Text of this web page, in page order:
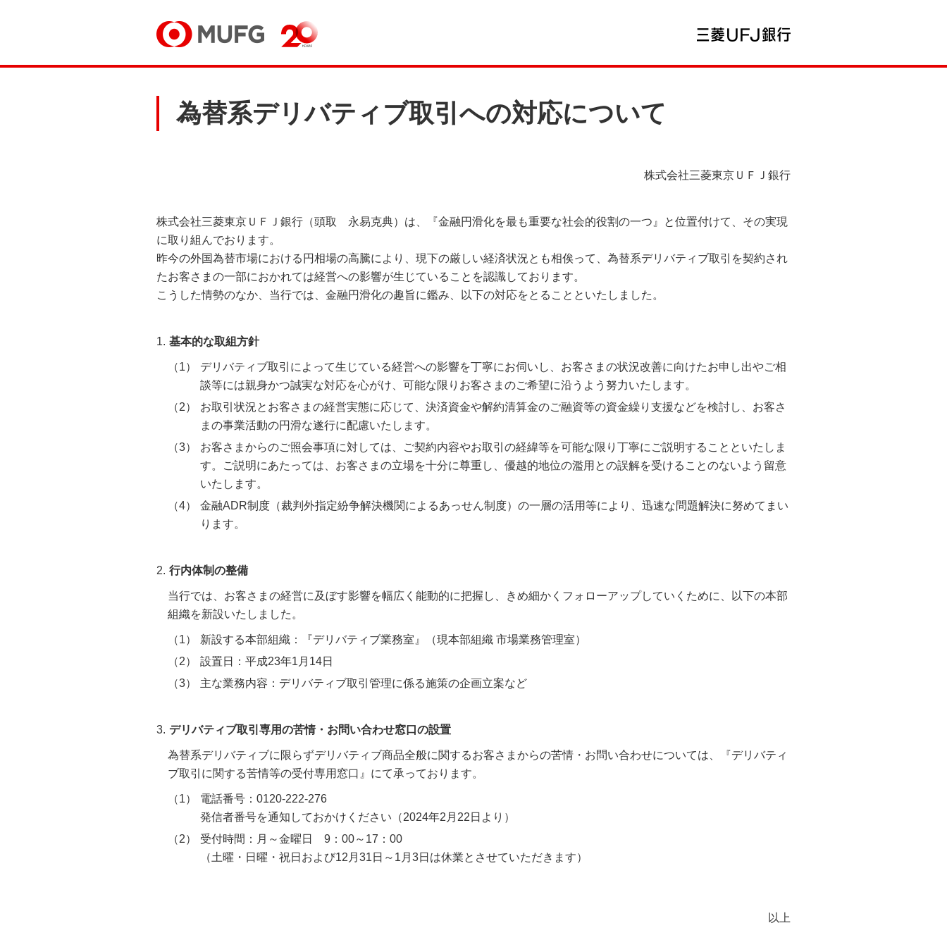
為替系デリバティブ取引への対応について
株式会社三菱東京ＵＦＪ銀行
株式会社三菱東京ＵＦＪ銀行（頭取 永易克典）は、『金融円滑化を最も重要な社会的役割の一つ』と位置付けて、その実現
に取り組んでおります。
昨今の外国為替市場における円相場の高騰により、現下の厳しい経済状況とも相俟って、為替系デリバティブ取引を契約され
たお客さまの一部におかれては経営への影響が生じていることを認識しております。
こうした情勢のなか、当行では、金融円滑化の趣旨に鑑み、以下の対応をとることといたしました。
基本的な取組方針
デリバティブ取引によって生じている経営への影響を丁寧にお伺いし、お客さまの状況改善に向けたお申し出やご相
談等には親身かつ誠実な対応を心がけ、可能な限りお客さまのご希望に沿うよう努力いたします。
お取引状況とお客さまの経営実態に応じて、決済資金や解約清算金のご融資等の資金繰り支援などを検討し、お客さ
まの事業活動の円滑な遂行に配慮いたします。
お客さまからのご照会事項に対しては、ご契約内容やお取引の経緯等を可能な限り丁寧にご説明することといたしま
す。ご説明にあたっては、お客さまの立場を十分に尊重し、優越的地位の濫用との誤解を受けることのないよう留意
いたします。
金融ADR制度（裁判外指定紛争解決機関によるあっせん制度）の一層の活用等により、迅速な問題解決に努めてまい
ります。
行内体制の整備
当行では、お客さまの経営に及ぼす影響を幅広く能動的に把握し、きめ細かくフォローアップしていくために、以下の本部
組織を新設いたしました。
新設する本部組織：『デリバティブ業務室』（現本部組織 市場業務管理室）
設置日：平成23年1月14日
主な業務内容：デリバティブ取引管理に係る施策の企画立案など
デリバティブ取引専用の苦情・お問い合わせ窓口の設置
為替系デリバティブに限らずデリバティブ商品全般に関するお客さまからの苦情・お問い合わせについては、『デリバティ
ブ取引に関する苦情等の受付専用窓口』にて承っております。
電話番号：0120-222-276
発信者番号を通知しておかけください（2024年2月22日より）
受付時間：月～金曜日 9：00～17：00
（土曜・日曜・祝日および12月31日～1月3日は休業とさせていただきます）
以上